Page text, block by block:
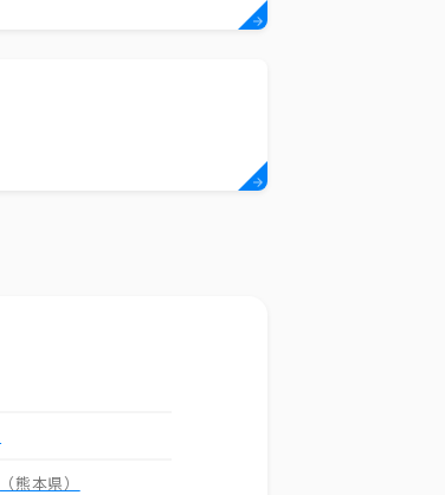
（熊本県）